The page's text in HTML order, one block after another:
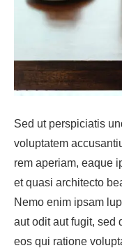
Sed ut perspiciatis
voluptatem
rem aperiam, eaque
et quasi architecto
Nemo enim ipsam
aut odit aut fugit, sed
eos qui ratione